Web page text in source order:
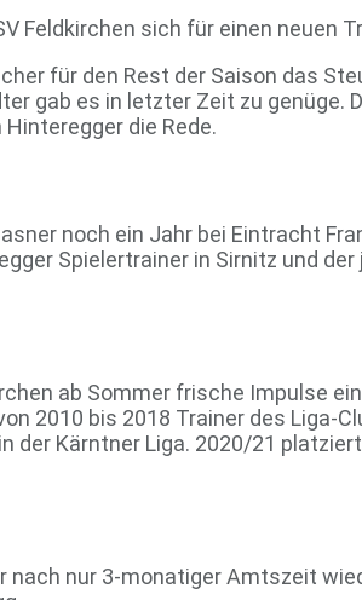
Feldkirchen sich für einen neuen
für den Rest der Saison das
gab es in letzter Zeit zu genüge.
die Rede.
noch ein Jahr bei Eintracht
Spielertrainer in Sirnitz und
ab Sommer frische Impulse
2010 bis 2018 Trainer des Liga-
Kärntner Liga. 2020/21
nur 3-monatiger Amtszeit